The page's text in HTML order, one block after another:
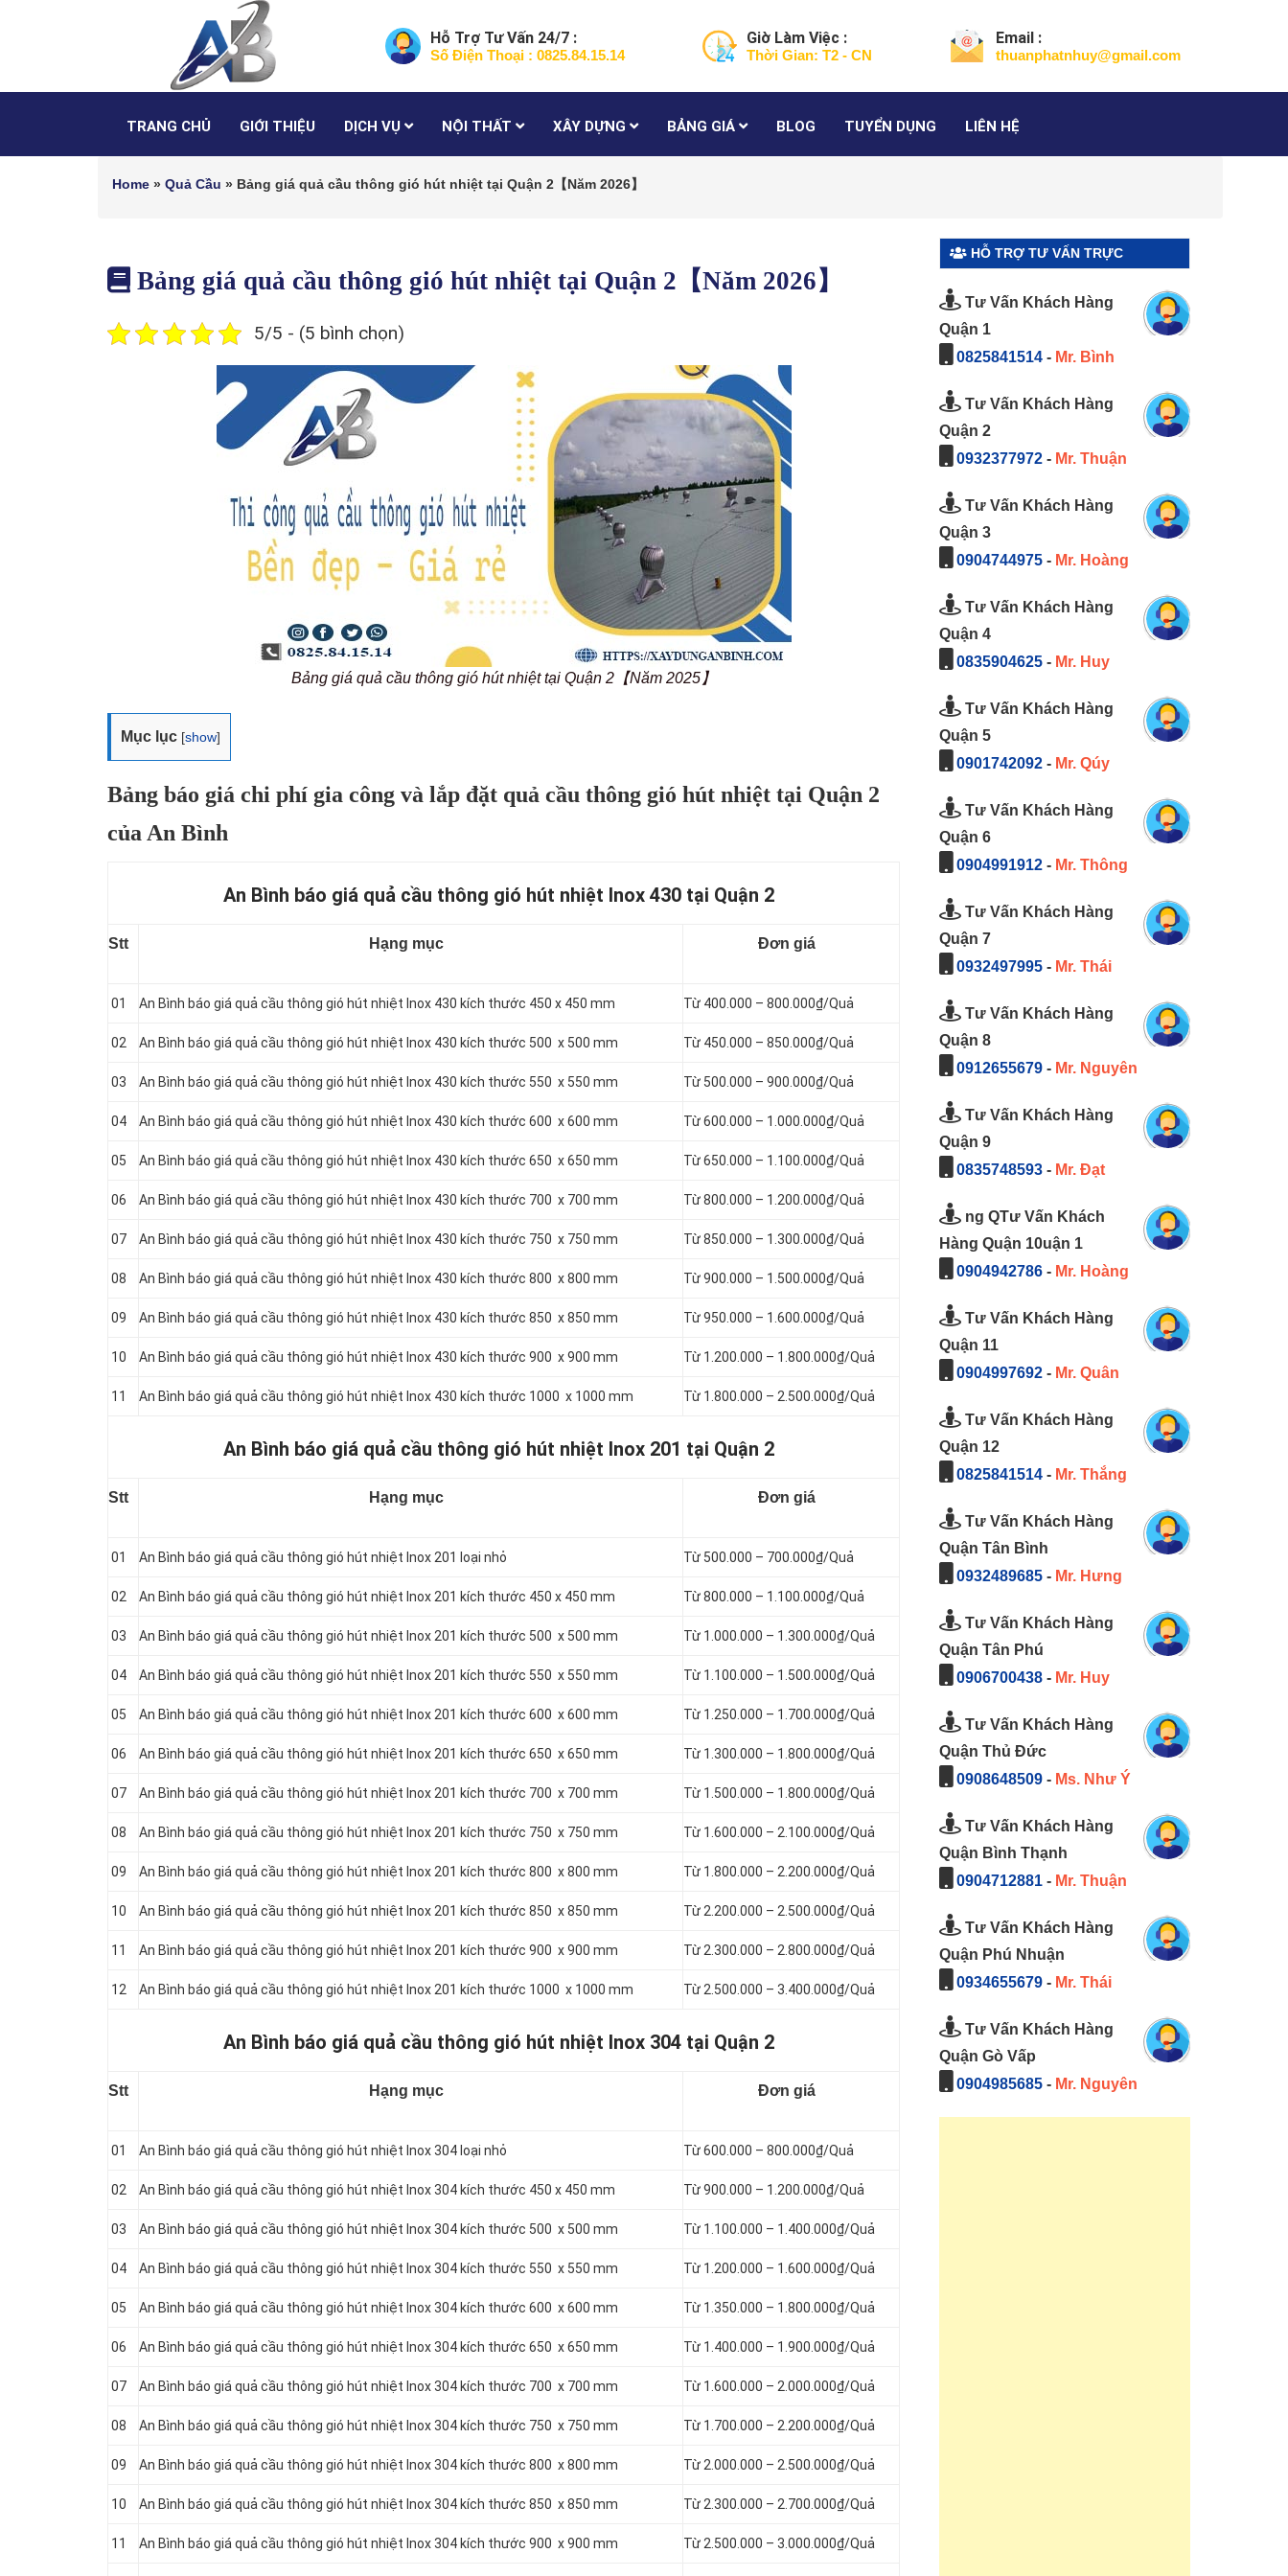
Hỗ Trợ Tư Vấn 24/7 :
Số Điện Thoại : 0825.84.15.14
Giờ Làm Việc :
Thời Gian: T2 - CN
Email :
thuanphatnhuy@gmail.com
TRANG CHỦ GIỚI THIỆU DỊCH VỤ NỘI THẤT XÂY DỰNG BẢNG GIÁ BLOG TUYỂN DỤNG LIÊN HỆ
Home » Quả Cầu » Bảng giá quả cầu thông gió hút nhiệt tại Quận 2【Năm 2026】
Bảng giá quả cầu thông gió hút nhiệt tại Quận 2【Năm 2026】
5/5 - (5 bình chọn)
Bảng giá quả cầu thông gió hút nhiệt tại Quận 2【Năm 2025】
Mục lục [show]
Bảng báo giá chi phí gia công và lắp đặt quả cầu thông gió hút nhiệt tại Quận 2
của An Bình
An Bình báo giá quả cầu thông gió hút nhiệt Inox 430 tại Quận 2
Stt Hạng mục Đơn giá
01 An Bình báo giá quả cầu thông gió hút nhiệt Inox 430 kích thước 450 x 450 mm Từ 400.000 – 800.000₫/Quả
02 An Bình báo giá quả cầu thông gió hút nhiệt Inox 430 kích thước 500 x 500 mm Từ 450.000 – 850.000₫/Quả
03 An Bình báo giá quả cầu thông gió hút nhiệt Inox 430 kích thước 550 x 550 mm Từ 500.000 – 900.000₫/Quả
04 An Bình báo giá quả cầu thông gió hút nhiệt Inox 430 kích thước 600 x 600 mm Từ 600.000 – 1.000.000₫/Quả
05 An Bình báo giá quả cầu thông gió hút nhiệt Inox 430 kích thước 650 x 650 mm Từ 650.000 – 1.100.000₫/Quả
06 An Bình báo giá quả cầu thông gió hút nhiệt Inox 430 kích thước 700 x 700 mm Từ 800.000 – 1.200.000₫/Quả
07 An Bình báo giá quả cầu thông gió hút nhiệt Inox 430 kích thước 750 x 750 mm Từ 850.000 – 1.300.000₫/Quả
08 An Bình báo giá quả cầu thông gió hút nhiệt Inox 430 kích thước 800 x 800 mm Từ 900.000 – 1.500.000₫/Quả
09 An Bình báo giá quả cầu thông gió hút nhiệt Inox 430 kích thước 850 x 850 mm Từ 950.000 – 1.600.000₫/Quả
10 An Bình báo giá quả cầu thông gió hút nhiệt Inox 430 kích thước 900 x 900 mm Từ 1.200.000 – 1.800.000₫/Quả
11 An Bình báo giá quả cầu thông gió hút nhiệt Inox 430 kích thước 1000 x 1000 mm Từ 1.800.000 – 2.500.000₫/Quả
An Bình báo giá quả cầu thông gió hút nhiệt Inox 201 tại Quận 2
Stt Hạng mục Đơn giá
01 An Bình báo giá quả cầu thông gió hút nhiệt Inox 201 loại nhỏ Từ 500.000 – 700.000₫/Quả
02 An Bình báo giá quả cầu thông gió hút nhiệt Inox 201 kích thước 450 x 450 mm Từ 800.000 – 1.100.000₫/Quả
03 An Bình báo giá quả cầu thông gió hút nhiệt Inox 201 kích thước 500 x 500 mm Từ 1.000.000 – 1.300.000₫/Quả
04 An Bình báo giá quả cầu thông gió hút nhiệt Inox 201 kích thước 550 x 550 mm Từ 1.100.000 – 1.500.000₫/Quả
05 An Bình báo giá quả cầu thông gió hút nhiệt Inox 201 kích thước 600 x 600 mm Từ 1.250.000 – 1.700.000₫/Quả
06 An Bình báo giá quả cầu thông gió hút nhiệt Inox 201 kích thước 650 x 650 mm Từ 1.300.000 – 1.800.000₫/Quả
07 An Bình báo giá quả cầu thông gió hút nhiệt Inox 201 kích thước 700 x 700 mm Từ 1.500.000 – 1.800.000₫/Quả
08 An Bình báo giá quả cầu thông gió hút nhiệt Inox 201 kích thước 750 x 750 mm Từ 1.600.000 – 2.100.000₫/Quả
09 An Bình báo giá quả cầu thông gió hút nhiệt Inox 201 kích thước 800 x 800 mm Từ 1.800.000 – 2.200.000₫/Quả
10 An Bình báo giá quả cầu thông gió hút nhiệt Inox 201 kích thước 850 x 850 mm Từ 2.200.000 – 2.500.000₫/Quả
11 An Bình báo giá quả cầu thông gió hút nhiệt Inox 201 kích thước 900 x 900 mm Từ 2.300.000 – 2.800.000₫/Quả
12 An Bình báo giá quả cầu thông gió hút nhiệt Inox 201 kích thước 1000 x 1000 mm Từ 2.500.000 – 3.400.000₫/Quả
An Bình báo giá quả cầu thông gió hút nhiệt Inox 304 tại Quận 2
Stt Hạng mục Đơn giá
01 An Bình báo giá quả cầu thông gió hút nhiệt Inox 304 loại nhỏ Từ 600.000 – 800.000₫/Quả
02 An Bình báo giá quả cầu thông gió hút nhiệt Inox 304 kích thước 450 x 450 mm Từ 900.000 – 1.200.000₫/Quả
03 An Bình báo giá quả cầu thông gió hút nhiệt Inox 304 kích thước 500 x 500 mm Từ 1.100.000 – 1.400.000₫/Quả
04 An Bình báo giá quả cầu thông gió hút nhiệt Inox 304 kích thước 550 x 550 mm Từ 1.200.000 – 1.600.000₫/Quả
05 An Bình báo giá quả cầu thông gió hút nhiệt Inox 304 kích thước 600 x 600 mm Từ 1.350.000 – 1.800.000₫/Quả
06 An Bình báo giá quả cầu thông gió hút nhiệt Inox 304 kích thước 650 x 650 mm Từ 1.400.000 – 1.900.000₫/Quả
07 An Bình báo giá quả cầu thông gió hút nhiệt Inox 304 kích thước 700 x 700 mm Từ 1.600.000 – 2.000.000₫/Quả
08 An Bình báo giá quả cầu thông gió hút nhiệt Inox 304 kích thước 750 x 750 mm Từ 1.700.000 – 2.200.000₫/Quả
09 An Bình báo giá quả cầu thông gió hút nhiệt Inox 304 kích thước 800 x 800 mm Từ 2.000.000 – 2.500.000₫/Quả
10 An Bình báo giá quả cầu thông gió hút nhiệt Inox 304 kích thước 850 x 850 mm Từ 2.300.000 – 2.700.000₫/Quả
11 An Bình báo giá quả cầu thông gió hút nhiệt Inox 304 kích thước 900 x 900 mm Từ 2.500.000 – 3.000.000₫/Quả
HỖ TRỢ TƯ VẤN TRỰC
Tư Vấn Khách Hàng
Quận 1
0825841514- Mr. Bình
Tư Vấn Khách Hàng
Quận 2
0932377972- Mr. Thuận
Tư Vấn Khách Hàng
Quận 3
0904744975- Mr. Hoàng
Tư Vấn Khách Hàng
Quận 4
0835904625- Mr. Huy
Tư Vấn Khách Hàng
Quận 5
0901742092- Mr. Qúy
Tư Vấn Khách Hàng
Quận 6
0904991912- Mr. Thông
Tư Vấn Khách Hàng
Quận 7
0932497995- Mr. Thái
Tư Vấn Khách Hàng
Quận 8
0912655679- Mr. Nguyên
Tư Vấn Khách Hàng
Quận 9
0835748593- Mr. Đạt
ng QTư Vấn Khách
Hàng Quận 10uận 1
0904942786- Mr. Hoàng
Tư Vấn Khách Hàng
Quận 11
0904997692- Mr. Quân
Tư Vấn Khách Hàng
Quận 12
0825841514- Mr. Thắng
Tư Vấn Khách Hàng
Quận Tân Bình
0932489685- Mr. Hưng
Tư Vấn Khách Hàng
Quận Tân Phú
0906700438- Mr. Huy
Tư Vấn Khách Hàng
Quận Thủ Đức
0908648509- Ms. Như Ý
Tư Vấn Khách Hàng
Quận Bình Thạnh
0904712881- Mr. Thuận
Tư Vấn Khách Hàng
Quận Phú Nhuận
0934655679- Mr. Thái
Tư Vấn Khách Hàng
Quận Gò Vấp
0904985685- Mr. Nguyên